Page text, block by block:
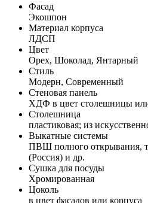
Фасад
Экошпон
Материал корпуса
ЛДСП
Цвет
Орех, Шоколад, Янтарный
Стиль
Модерн, Современный
Стеновая панель
ХДФ в цвет столешницы
Столешница
пластиковая; из
Выкатные системы
ПВШ полного открывания,
(Россия) и др.
Сушка для посуды
Хромированная
Цоколь
в цвет фасадов или корпуса